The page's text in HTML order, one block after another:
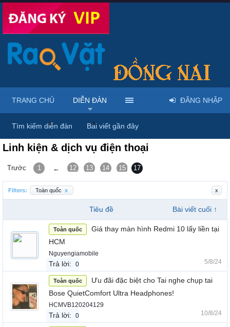
Trang chủ Diễn đàn Điện thoại - Máy tính bảng
Linh kiện & dịch vụ điện thoại
Trước 1 ← 12 13 14 15 16
17
Filters: Toàn quốc x x
Tiêu đề Bài viết cuối ↑
Toàn quốc
Giá thay màn hình Redmi 10 lấy liền tại
HCM
Nguyengiamobile
Trả lời: 0 5/8/24
Toàn quốc
Ưu đãi đặc biệt cho Tai nghe chụp tai
Bose QuietComfort Ultra Headphones!
HCMVB120204129
Trả lời: 0 10/8/24
TRANG CHỦ DIỄN ĐÀN
Tìm kiếm diễn đàn Bài viết gần đây
ĐĂNG NHẬP